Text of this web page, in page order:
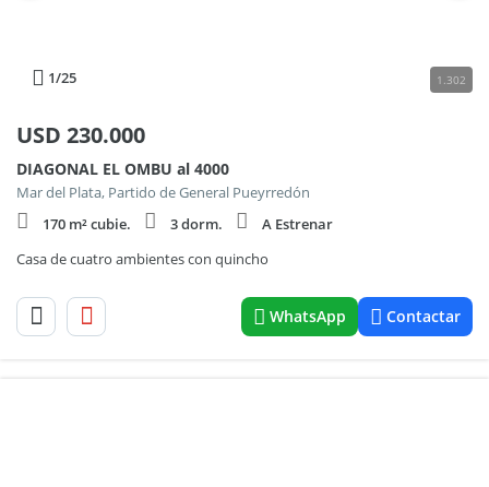
1/25 1.302
USD 230.000
DIAGONAL EL OMBU al 4000
Mar del Plata, Partido de General Pueyrredón
170 m² cubie.
3 dorm.
A Estrenar
Casa de cuatro ambientes con quincho
WhatsApp Contactar